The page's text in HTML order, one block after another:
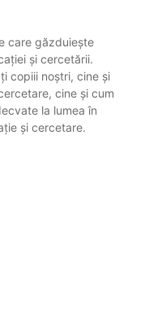
care găzduiește
și cercetării.
copiii noștri, cine și
cine și cum
la lumea în
și cercetare.